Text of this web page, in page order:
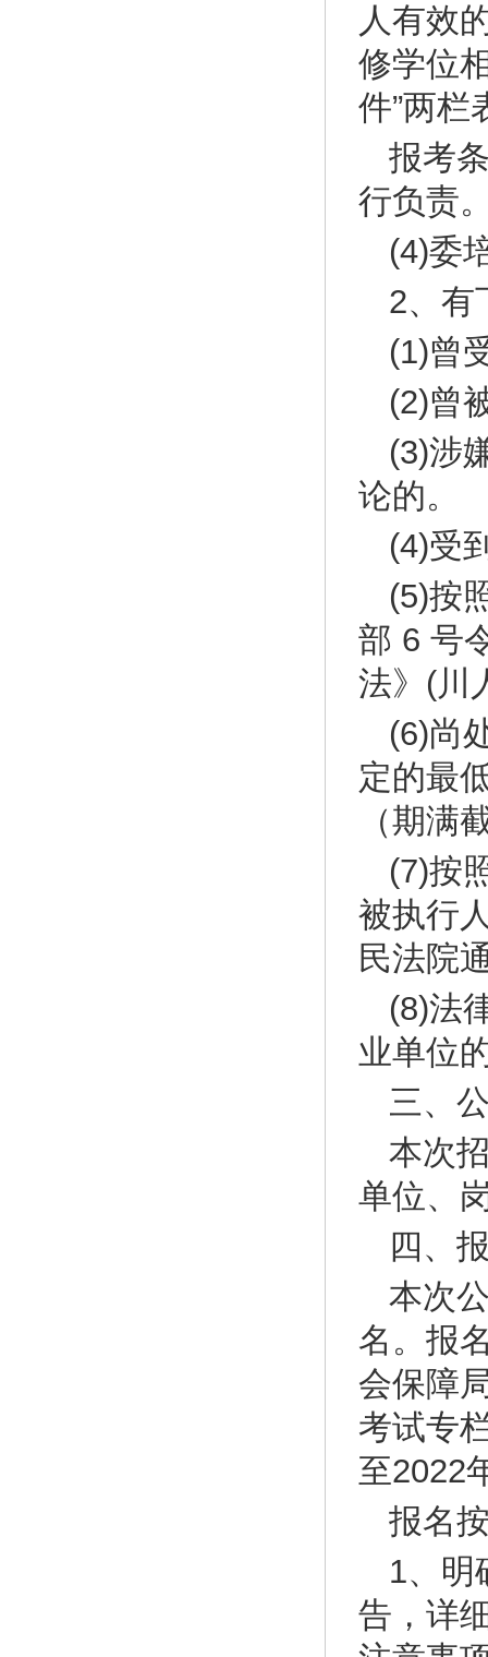
人有效
修学位
件”两栏
报考
行负责
(4)委
2、有
(1)曾
(2)曾
(3)涉
论的。
(4)受
(5)按
部 6 号
法》(川
(6)尚
定的最
（期满
(7)按
被执行
民法院
(8)法
业单位
三、
本次
单位、
四、
本次
名。报
会保障
考试专
至2022
报名
1、明
告，详